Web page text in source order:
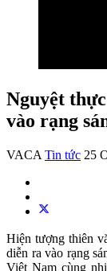
Nguyệt
vào rạng
VACA Tin tức 25
Hiện tượng thiên
diễn ra vào rạng
Việt Nam cùng